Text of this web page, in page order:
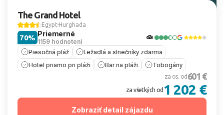
The Grand Hotel
Egypt Hurghada
Priemerné
1159 hodnotení
70%
Piesočná pláž
Ležadlá a slnečníky zdarma
Hotel priamo pri pláži
Bar na pláži Tobogány
za os. od 601 €
za všetkých od 1 202 €
Zobraziť detail zájazdu